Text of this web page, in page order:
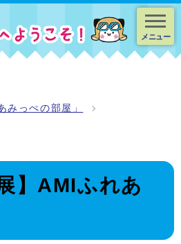
報をスキップ
メニュー
みっぺの部屋」
】AMIふれあ